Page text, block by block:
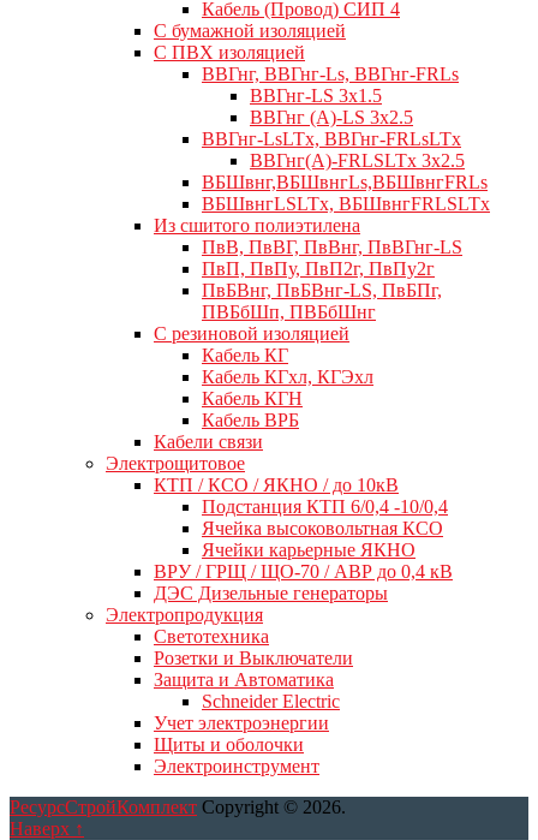
Кабель (Провод) СИП 4
С бумажной изоляцией
С ПВХ изоляцией
ВВГнг, ВВГнг-Ls, ВВГнг-FRLs
ВВГнг-LS 3х1.5
ВВГнг (А)-LS 3х2.5
ВВГнг-LsLTx, ВВГнг-FRLsLTx
ВВГнг(А)-FRLSLTx 3х2.5
ВБШвнг,ВБШвнгLs,ВБШвнгFRLs
ВБШвнгLSLTx, ВБШвнгFRLSLTx
Из сшитого полиэтилена
ПвВ, ПвВГ, ПвВнг, ПвВГнг-LS
ПвП, ПвПу, ПвП2г, ПвПу2г
ПвБВнг, ПвБВнг-LS, ПвБПг,
ПВБбШп, ПВБбШнг
C резиновой изоляцией
Кабель КГ
Кабель КГхл, КГЭхл
Кабель КГН
Кабель ВРБ
Кабели связи
Электрощитовое
КТП / КСО / ЯКНО / до 10кВ
Подстанция КТП 6/0,4 -10/0,4
Ячейка высоковольтная КСО
Ячейки карьерные ЯКНО
ВРУ / ГРЩ / ЩО-70 / АВР до 0,4 кВ
ДЭС Дизельные генераторы
Электропродукция
Светотехника
Розетки и Выключатели
Защита и Автоматика
Schneider Electric
Учет электроэнергии
Щиты и оболочки
Электроинструмент
РесурсСтройКомплект Copyright © 2026.
Наверх ↑